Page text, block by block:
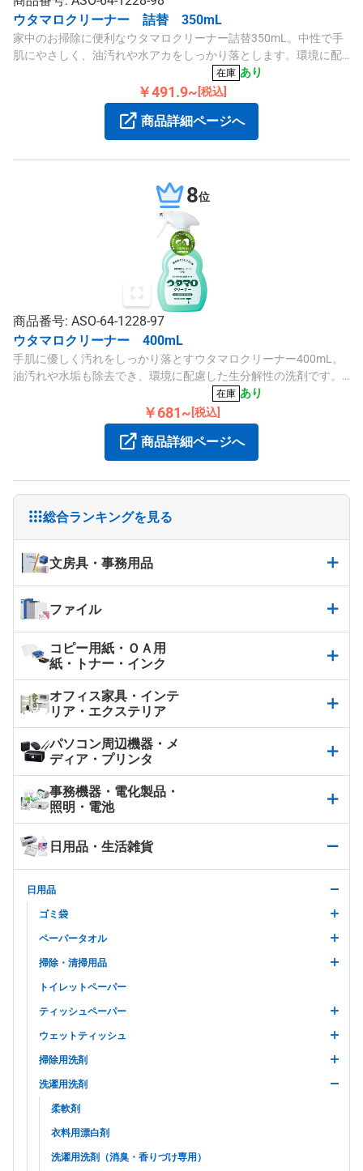
総合ランキングを見る
文房具・事務用品
ファイル
コピー用紙・ＯＡ用
紙・トナー・インク
オフィス家具・インテ
リア・エクステリア
パソコン周辺機器・メ
ディア・プリンタ
事務機器・電化製品・
照明・電池
日用品・生活雑貨
日用品
ゴミ袋
ペーパータオル
掃除・清掃用品
トイレットペーパー
ティッシュペーパー
ウェットティッシュ
掃除用洗剤
洗濯用洗剤
柔軟剤
衣料用漂白剤
洗濯用洗剤（消臭・香りづけ専用）
ウタマロクリーナー 詰替 350mL
家中のお掃除に便利なウタマロクリーナー詰替350mL。中性で手
肌にやさしく、油汚れや水アカをしっかり落とします。環境に配
在庫 あり
￥491.9~ [税込]
商品詳細ページへ
8位
商品番号: ASO-64-1228-97
ウタマロクリーナー 400mL
手肌に優しく汚れをしっかり落とすウタマロクリーナー400mL。
油汚れや水垢も除去でき、環境に配慮した生分解性の洗剤です。
【商品サイズ：約幅100mm×奥行50mm×高さ200mm】
在庫 あり
￥681~ [税込]
商品詳細ページへ